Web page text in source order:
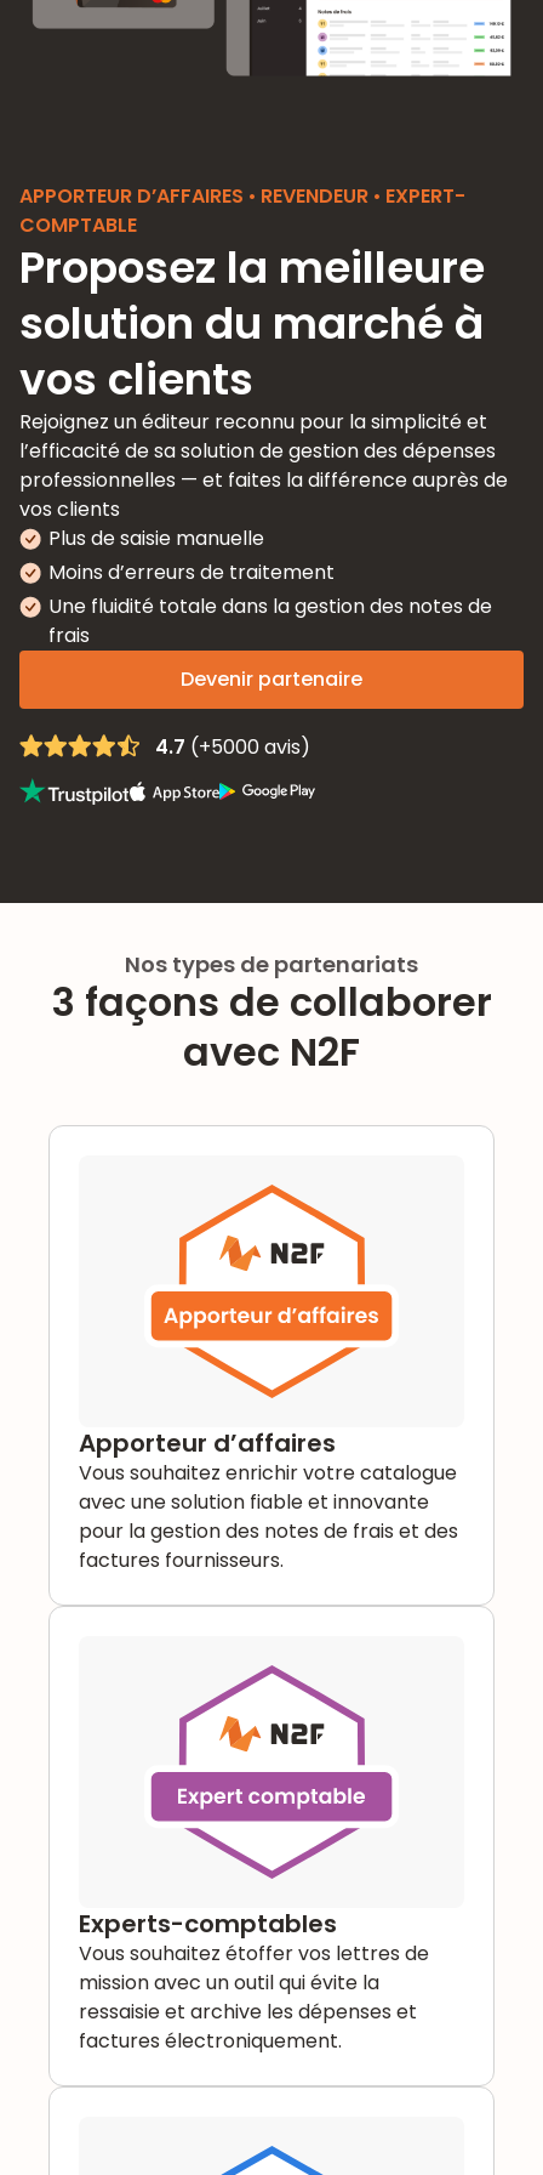
APPORTEUR D’AFFAIRES • REVENDEUR • EXPERT-
COMPTABLE
Proposez la meilleure
solution du marché à
vos clients
Rejoignez un éditeur reconnu pour la simplicité et
l’efficacité de sa solution de gestion des dépenses
professionnelles — et faites la différence auprès de
vos clients
Plus de saisie manuelle
Moins d’erreurs de traitement
Une fluidité totale dans la gestion des notes de
frais
Devenir partenaire
4.7 (+5000 avis)
Nos types de partenariats
3 façons de collaborer
avec N2F
Apporteur d’affaires
Vous souhaitez enrichir votre catalogue
avec une solution fiable et innovante
pour la gestion des notes de frais et des
factures fournisseurs.
Experts-comptables
Vous souhaitez étoffer vos lettres de
mission avec un outil qui évite la
ressaisie et archive les dépenses et
factures électroniquement.